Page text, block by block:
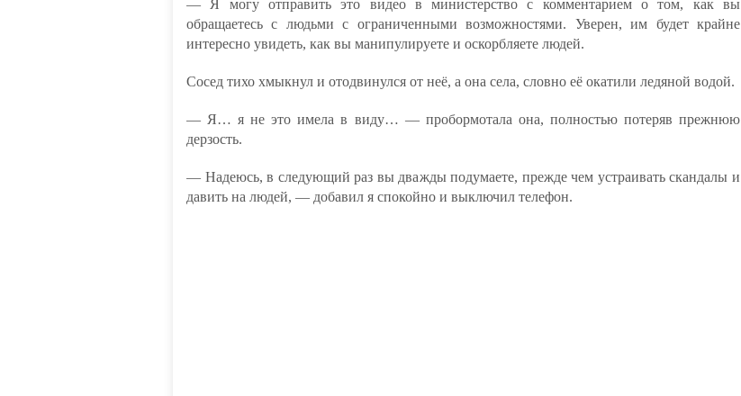
— Я могу отправить это видео в министерство с комментарием о том, как вы
обращаетесь с людьми с ограниченными возможностями. Уверен, им будет крайне
интересно увидеть, как вы манипулируете и оскорбляете людей.
Сосед тихо хмыкнул и отодвинулся от неё, а она села, словно её окатили ледяной водой.
— Я… я не это имела в виду… — пробормотала она, полностью потеряв прежнюю
дерзость.
— Надеюсь, в следующий раз вы дважды подумаете, прежде чем устраивать скандалы и
давить на людей, — добавил я спокойно и выключил телефон.